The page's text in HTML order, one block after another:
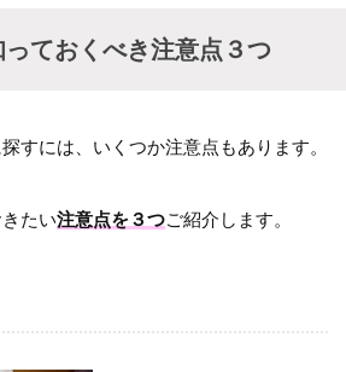
ておくべき注意点３つ
すには、いくつか注意点もあります。
たい注意点を３つご紹介します。